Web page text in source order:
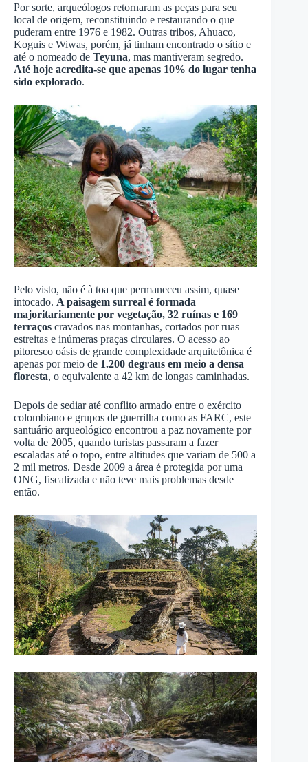
Por sorte, arqueólogos retornaram as peças para seu
local de origem, reconstituindo e restaurando o que
puderam entre 1976 e 1982. Outras tribos, Ahuaco,
Koguis e Wiwas, porém, já tinham encontrado o sítio e
até o nomeado de Teyuna, mas mantiveram segredo.
Até hoje acredita-se que apenas 10% do lugar tenha
sido explorado.
Pelo visto, não é à toa que permaneceu assim, quase
intocado. A paisagem surreal é formada
majoritariamente por vegetação, 32 ruínas e 169
terraços cravados nas montanhas, cortados por ruas
estreitas e inúmeras praças circulares. O acesso ao
pitoresco oásis de grande complexidade arquitetônica é
apenas por meio de 1.200 degraus em meio a densa
floresta, o equivalente a 42 km de longas caminhadas.
Depois de sediar até conflito armado entre o exército
colombiano e grupos de guerrilha como as FARC, este
santuário arqueológico encontrou a paz novamente por
volta de 2005, quando turistas passaram a fazer
escaladas até o topo, entre altitudes que variam de 500 a
2 mil metros. Desde 2009 a área é protegida por uma
ONG, fiscalizada e não teve mais problemas desde
então.